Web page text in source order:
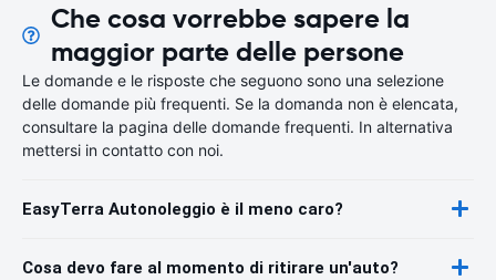
Che cosa vorrebbe sapere la
maggior parte delle persone
Le domande e le risposte che seguono sono una selezione
delle domande più frequenti. Se la domanda non è elencata,
consultare la pagina delle domande frequenti. In alternativa
mettersi in contatto con noi.
EasyTerra Autonoleggio è il meno caro?
Cosa devo fare al momento di ritirare un'auto?